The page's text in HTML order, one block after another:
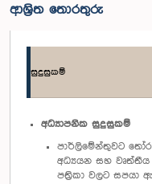
ආශ්‍රිත තොරතුරු
සුදුසුකම්
අධ්‍යාපනික සුදුසුකම්
පාර්ලිමේන්තුවට
අධ්‍යයන සහ
පත්‍රිකා වලට සපයා